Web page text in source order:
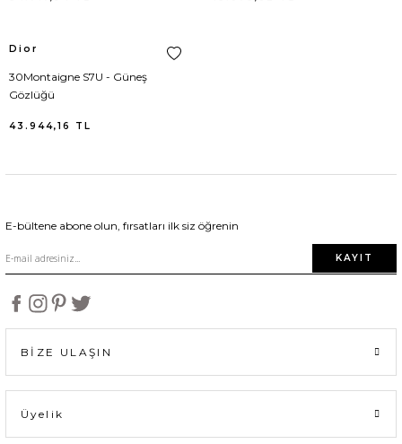
Dior
30Montaigne S7U - Güneş
Gözlüğü
43.944,16 TL
E-bültene abone olun, fırsatları ilk siz öğrenin
KAYIT
BİZE ULAŞIN
Üyelik